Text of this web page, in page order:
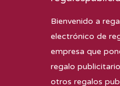
Bienvenido a
electrónico de
empresa que
regalo
otros regalos